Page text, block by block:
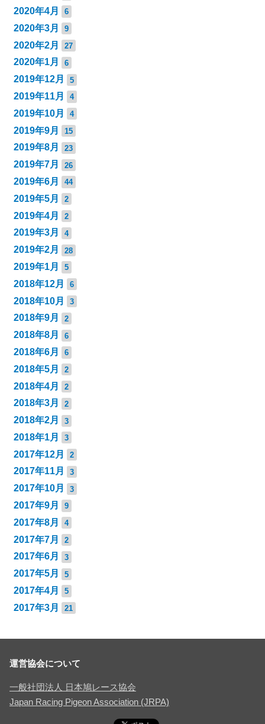
2020年4月 6
2020年3月 9
2020年2月 27
2020年1月 6
2019年12月 5
2019年11月 4
2019年10月 4
2019年9月 15
2019年8月 23
2019年7月 26
2019年6月 44
2019年5月 2
2019年4月 2
2019年3月 4
2019年2月 28
2019年1月 5
2018年12月 6
2018年10月 3
2018年9月 2
2018年8月 6
2018年6月 6
2018年5月 2
2018年4月 2
2018年3月 2
2018年2月 3
2018年1月 3
2017年12月 2
2017年11月 3
2017年10月 3
2017年9月 9
2017年8月 4
2017年7月 2
2017年6月 3
2017年5月 5
2017年4月 5
2017年3月 21
運営協会について
一般社団法人 日本鳩レース協会
Japan Racing Pigeon Association (JRPA)